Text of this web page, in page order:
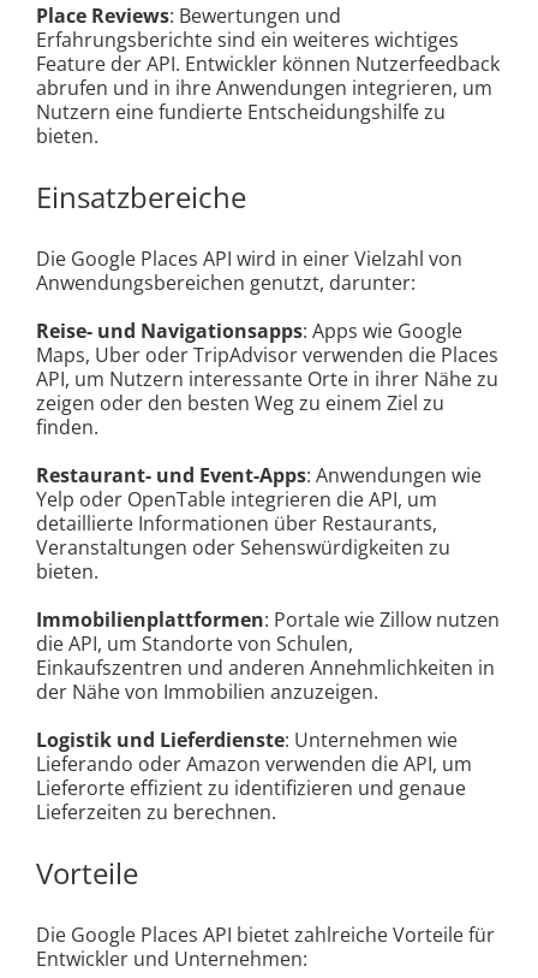
Place Reviews: Bewertungen und
Erfahrungsberichte sind ein weiteres wichtiges
Feature der API. Entwickler können Nutzerfeedback
abrufen und in ihre Anwendungen integrieren, um
Nutzern eine fundierte Entscheidungshilfe zu
bieten.
Einsatzbereiche
Die Google Places API wird in einer Vielzahl von
Anwendungsbereichen genutzt, darunter:
Reise- und Navigationsapps: Apps wie Google
Maps, Uber oder TripAdvisor verwenden die Places
API, um Nutzern interessante Orte in ihrer Nähe zu
zeigen oder den besten Weg zu einem Ziel zu
finden.
Restaurant- und Event-Apps: Anwendungen wie
Yelp oder OpenTable integrieren die API, um
detaillierte Informationen über Restaurants,
Veranstaltungen oder Sehenswürdigkeiten zu
bieten.
Immobilienplattformen: Portale wie Zillow nutzen
die API, um Standorte von Schulen,
Einkaufszentren und anderen Annehmlichkeiten in
der Nähe von Immobilien anzuzeigen.
Logistik und Lieferdienste: Unternehmen wie
Lieferando oder Amazon verwenden die API, um
Lieferorte effizient zu identifizieren und genaue
Lieferzeiten zu berechnen.
Vorteile
Die Google Places API bietet zahlreiche Vorteile für
Entwickler und Unternehmen: